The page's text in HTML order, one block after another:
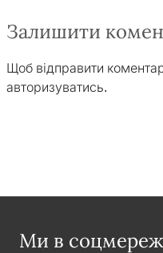
Залишити
Щоб відправити
авторизуватись.
Ми в